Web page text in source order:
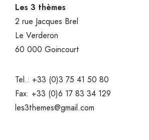
Les 3 thèmes
2 rue Jacques Brel
Le Verderon
60 000 Goincourt
Tel.: +33 (0)3 75 41 50 80
Fax: +33 (0)6 17 83 34 129
les3themes@gmail.com